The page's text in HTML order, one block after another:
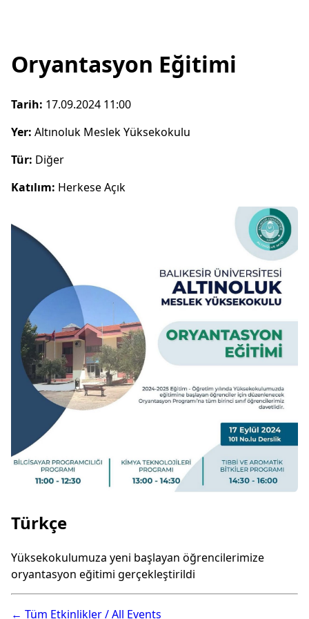
Oryantasyon Eğitimi
Tarih: 17.09.2024 11:00
Yer: Altınoluk Meslek Yüksekokulu
Tür: Diğer
Katılım: Herkese Açık
Türkçe
Yüksekokulumuza yeni başlayan öğrencilerimize
oryantasyon eğitimi gerçekleştirildi
← Tüm Etkinlikler / All Events